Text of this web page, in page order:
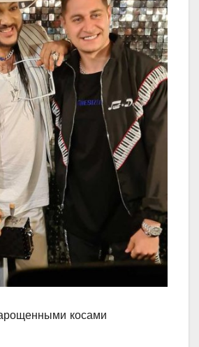
косами